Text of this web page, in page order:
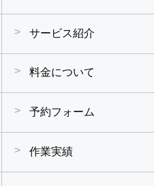
サービス紹介
料金について
予約フォーム
作業実績